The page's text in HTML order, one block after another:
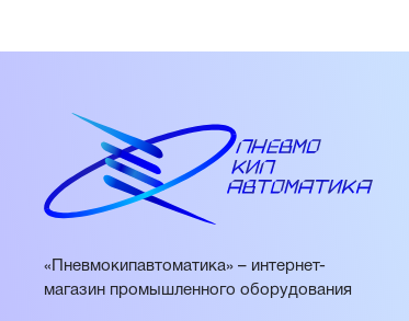
«Пневмокипавтоматика» – интернет-
магазин промышленного оборудования